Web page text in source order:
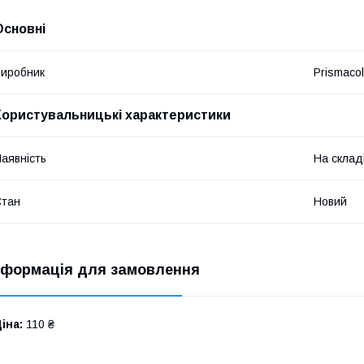
характеристики
На
Новий
для замовлення
110 ₴